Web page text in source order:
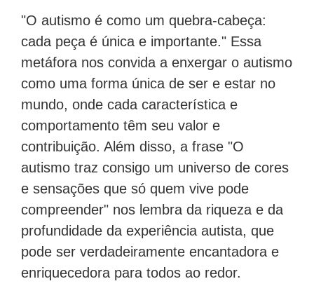
"O autismo é como um quebra-cabeça:
cada peça é única e importante." Essa
metáfora nos convida a enxergar o autismo
como uma forma única de ser e estar no
mundo, onde cada característica e
comportamento têm seu valor e
contribuição. Além disso, a frase "O
autismo traz consigo um universo de cores
e sensações que só quem vive pode
compreender" nos lembra da riqueza e da
profundidade da experiência autista, que
pode ser verdadeiramente encantadora e
enriquecedora para todos ao redor.